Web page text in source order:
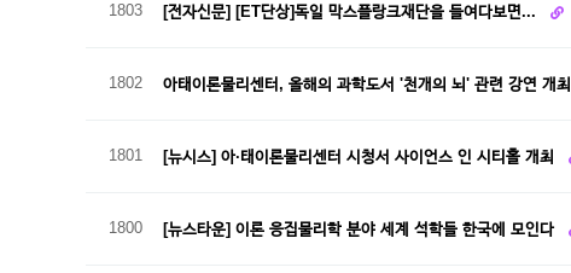
1803 [전자신문] [ET단상]독일 막스플랑크재단을 들여다보면...
1802 아태이론물리센터, 올해의 과학도서 '천개의 뇌' 관련 강연 개최
1801 [뉴시스] 아·태이론물리센터 시청서 사이언스 인 시티홀 개최
1800 [뉴스타운] 이론 응집물리학 분야 세계 석학들 한국에 모인다